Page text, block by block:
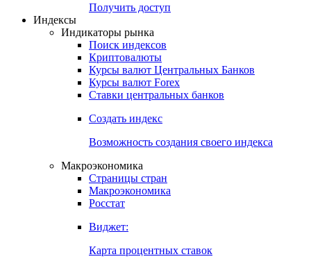
Получить доступ
Индексы
Индикаторы рынка
Поиск индексов
Криптовалюты
Курсы валют Центральных Банков
Курсы валют Forex
Ставки центральных банков
Создать индекс
Возможность создания своего индекса
Макроэкономика
Страницы стран
Макроэкономика
Росстат
Виджет:
Карта процентных ставок